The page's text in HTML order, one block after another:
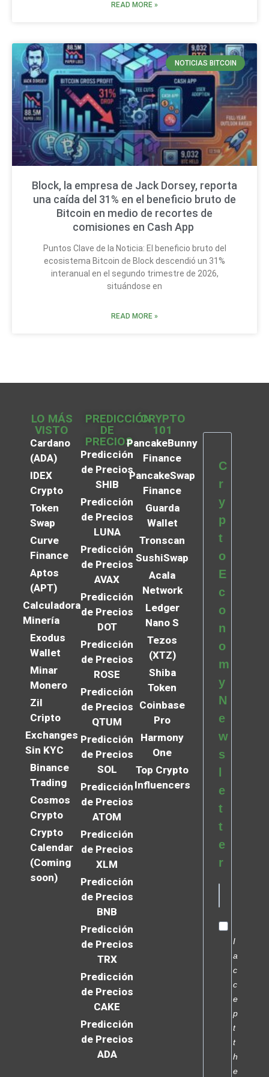
READ MORE »
NOTICIAS BITCOIN
Block, la empresa de Jack Dorsey, reporta
una caída del 31% en el beneficio bruto de
Bitcoin en medio de recortes de
comisiones en Cash App
Puntos Clave de la Noticia: El beneficio bruto del
ecosistema Bitcoin de Block descendió un 31%
interanual en el segundo trimestre de 2026,
situándose en
READ MORE »
LO MÁS
VISTO
Cardano
(ADA)
IDEX
Crypto
Token
Swap
Curve
Finance
Aptos
(APT)
Calculadora
Minería
Exodus
Wallet
Minar
Monero
Zil
Cripto
Exchanges
Sin KYC
Binance
Trading
Cosmos
Crypto
Crypto
Calendar
(Coming
soon)
PREDICCIÓN
DE
PRECIOS
Predicción
de Precios
SHIB
Predicción
de Precios
LUNA
Predicción
de Precios
AVAX
Predicción
de Precios
DOT
Predicción
de Precios
ROSE
Predicción
de Precios
QTUM
Predicción
de Precios
SOL
Predicción
de Precios
ATOM
Predicción
de Precios
XLM
Predicción
de Precios
BNB
Predicción
de Precios
TRX
Predicción
de Precios
CAKE
Predicción
de Precios
ADA
CRYPTO
101
PancakeBunny
Finance
PancakeSwap
Finance
Guarda
Wallet
Tronscan
SushiSwap
Acala
Network
Ledger
Nano S
Tezos
(XTZ)
Shiba
Token
Coinbase
Pro
Harmony
One
Top Crypto
Influencers
C
r
y
p
t
o
E
c
o
n
o
m
y
N
e
w
s
e
t
t
e
r
I
a
c
c
e
p
t
t
h
e